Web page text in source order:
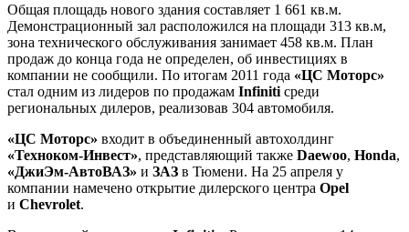
Общая площадь нового здания составляет 1 661 кв.м.
Демонстрационный зал расположился на площади 313 кв.м,
зона технического обслуживания занимает 458 кв.м. План
продаж до конца года не определен, об инвестициях в
компании не сообщили. По итогам 2011 года «ЦС Моторс»
стал одним из лидеров по продажам Infiniti среди
региональных дилеров, реализовав 304 автомобиля.
«ЦС Моторс» входит в объединенный автохолдинг
«Техноком-Инвест», представляющий также Daewoo, Honda,
«ДжиЭм-АвтоВАЗ» и ЗАЗ в Тюмени. На 25 апреля у
компании намечено открытие дилерского центра Opel
и Chevrolet.